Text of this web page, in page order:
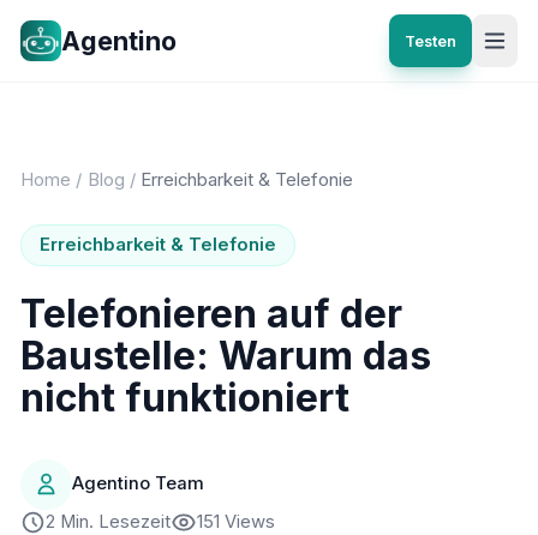
Agentino Testen
Home / Blog / Erreichbarkeit & Telefonie
Erreichbarkeit & Telefonie
Telefonieren auf der
Baustelle: Warum das
nicht funktioniert
Agentino Team
2 Min. Lesezeit
151 Views